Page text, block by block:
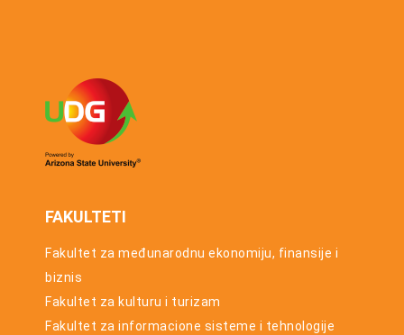
FAKULTETI
Fakultet za međunarodnu ekonomiju, finansije i
biznis
Fakultet za kulturu i turizam
Fakultet za informacione sisteme i tehnologije